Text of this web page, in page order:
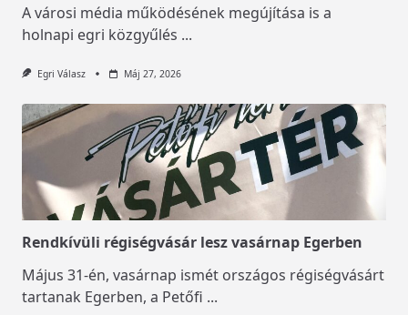
A városi média működésének megújítása is a
holnapi egri közgyűlés ...
Egri Válasz Máj 27, 2026
Rendkívüli régiségvásár lesz vasárnap Egerben
Május 31-én, vasárnap ismét országos régiségvásárt
tartanak Egerben, a Petőfi ...